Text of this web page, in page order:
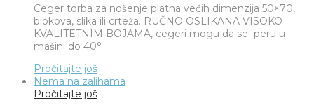
Ceger torba za nošenje platna većih dimenzija 50×70,
blokova, slika ili crteža. RUČNO OSLIKANA VISOKO
KVALITETNIM BOJAMA, cegeri mogu da se peru u
mašini do 40°.
Pročitajte još
Nema na zalihama
Pročitajte još